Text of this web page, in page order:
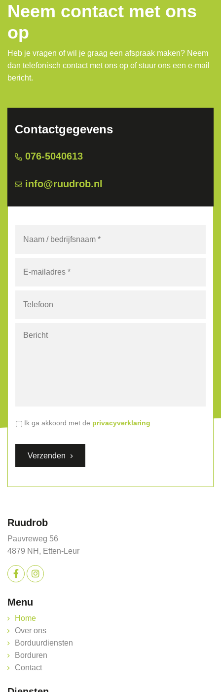
Neem contact met ons
op
Heb je vragen of wil je graag een afspraak maken? Neem
dan telefonisch contact met ons op of stuur ons een e-mail
bericht.
Contactgegevens
076-5040613
info@ruudrob.nl
mailadres *
Algemene
voorwaarden
Ik ga akkoord met de privacyverklaring
Verzenden
Ruudrob
Pauvreweg 56
4879 NH, Etten-Leur
Menu
Home
Over ons
Borduurdiensten
Borduren
Contact